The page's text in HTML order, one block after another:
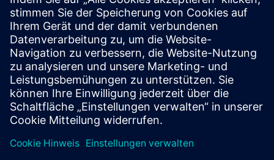
WiTTRA Click-ons and Accessories
Eine Reihe von Click-On-Sensoren und Sensorschnittstellen
ist verfügbar und bietet die Möglichkeit, eine unbegrenzte
Palette von Sensoren in Industriequalität von Wittra oder
handelsüblichen Sensoranbietern hinzuzufügen.
Mehr erfahren